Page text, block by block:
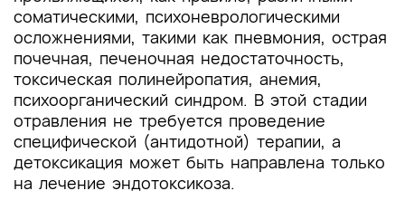
соматическими, психоневрологическими
осложнениями, такими как пневмония, острая
почечная, печеночная недостаточность,
токсическая полинейропатия, анемия,
психоорганический синдром. В этой стадии
отравления не требуется проведение
специфической (антидотной) терапии, а
детоксикация может быть направлена только
на лечение эндотоксикоза.